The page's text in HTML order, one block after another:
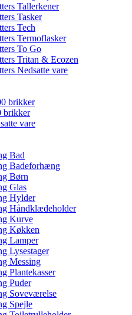
Tallerkener
Tasker
Tech
Termoflasker
To Go
Tritan & Ecozen
Nedsatte vare
brikker
brikker
vare
Bad
Badeforhæng
Børn
Glas
Hylder
Håndklædeholder
Kurve
Køkken
Lamper
Lysestager
Messing
Plantekasser
Puder
Soveværelse
Spejle